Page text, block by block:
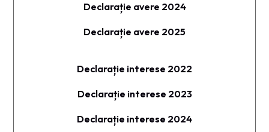
Declarație avere 2024
Declarație avere 2025
Declarație interese 2022
Declarație interese 2023
Declarație interese 2024